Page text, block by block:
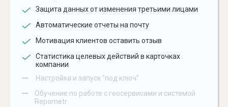
Защита данных от изменения третьими лицами
Автоматические отчеты на почту
Мотивация клиентов оставить отзыв
Статистика целевых действий в карточках
компании
– Настройка и запуск "под ключ"
–
Обучение по работе с геосервисами и системой
Repometr